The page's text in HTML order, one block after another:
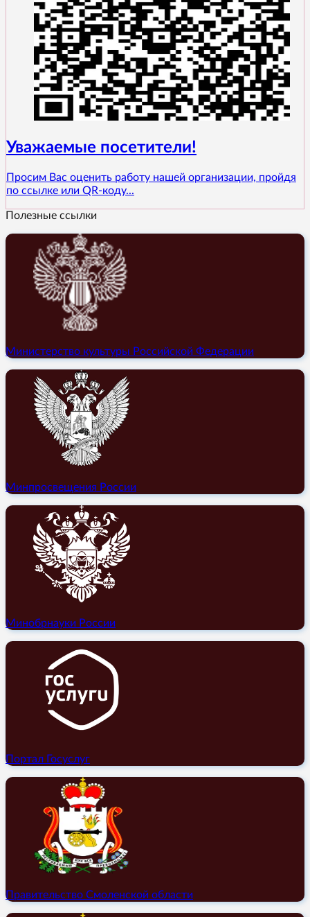
Уважаемые посетители!
Просим Вас оценить работу нашей организации, пройдя
по ссылке или QR-коду...
Полезные ссылки
Министерство культуры Российской Федерации
Минпросвещения России
Минобрнауки России
Портал Госуслуг
Правительство Смоленской области